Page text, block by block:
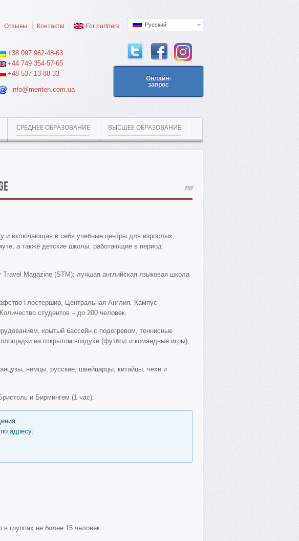
Русский
Отзывы Контакты For partners
Онлайн-
запрос
+38 097 962-48-63
+44 749 354-57-65
+48 537 13-88-33
info@meriten.com.ua
СРЕДНЕЕ ОБРАЗОВАНИЕ ВЫСШЕЕ ОБРАЗОВАНИЕ
2322
и включающая в себя учебные центры для взрослых,
а также детские школы, работающие в период
Magazine (STM): лучшая английская языковая школа
Глостершир, Центральная Англия. Кампус
студентов – до 200 человек.
крытый бассейн с подогревом, теннисные
на открытом воздухе (футбол и командные игры),
немцы, русские, швейцарцы, китайцы, чехи и
и Бирмингем (1 час).
адресу:
группах не более 15 человек.